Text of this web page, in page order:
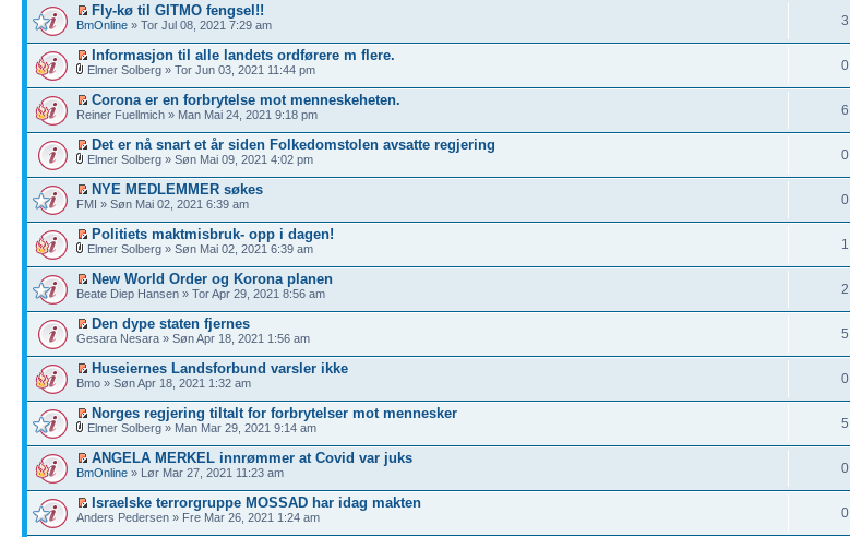
Fly-kø til GITMO fengsel!!
BmOnline » Tor Jul 08, 2021 7:29 am 3
Informasjon til alle landets ordførere m flere.
Elmer Solberg » Tor Jun 03, 2021 11:44 pm 0
Corona er en forbrytelse mot menneskeheten.
Reiner Fuellmich » Man Mai 24, 2021 9:18 pm 6
Det er nå snart et år siden Folkedomstolen avsatte regjering
Elmer Solberg » Søn Mai 09, 2021 4:02 pm 0
NYE MEDLEMMER søkes
FMI » Søn Mai 02, 2021 6:39 am 0
Politiets maktmisbruk- opp i dagen!
Elmer Solberg » Søn Mai 02, 2021 6:39 am 1
New World Order og Korona planen
Beate Diep Hansen » Tor Apr 29, 2021 8:56 am 2
Den dype staten fjernes
Gesara Nesara » Søn Apr 18, 2021 1:56 am 5
Huseiernes Landsforbund varsler ikke
Bmo » Søn Apr 18, 2021 1:32 am 0
Norges regjering tiltalt for forbrytelser mot mennesker
Elmer Solberg » Man Mar 29, 2021 9:14 am 5
ANGELA MERKEL innrømmer at Covid var juks
BmOnline » Lør Mar 27, 2021 11:23 am 0
Israelske terrorgruppe MOSSAD har idag makten
Anders Pedersen » Fre Mar 26, 2021 1:24 am 0